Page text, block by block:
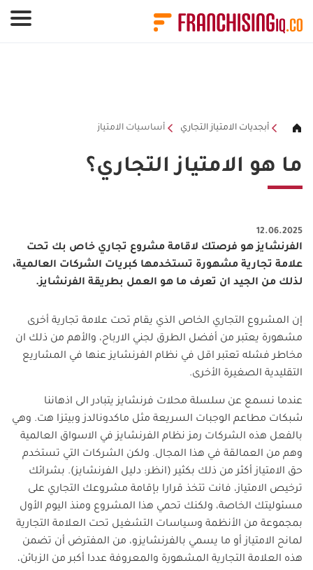
أبجديات الامتياز التجاري أساسيات الامتياز
ما هو الامتياز التجاري؟
12.06.2025
الفرنشايز هو فرصتك لاقامة مشروع تجاري خاص بك تحت
علامة تجارية مشهورة تستخدمها كبريات الشركات العالمية،
لذلك من الجيد ان تعرف ما هو العمل بطريقة الفرنشايز.
إن المشروع التجاري الخاص الذي يقام تحت علامة تجارية أخرى
مشهورة يعتبر من أفضل الطرق لجني الارباح، والأهم من ذلك ان
مخاطر فشله تعتبر اقل في نظام الفرنشايز عنها في المشاريع
التقليدية الصغيرة الأخرى.
عندما نسمع عن سلسلة محلات فرنشايز يتبادر الى اذهاننا
شبكات مطاعم الوجبات السريعة مثل ماكدونالدز وبيتزا هت. وهي
بالفعل هذه الشركات رمز نظام الفرنشايز في الاسواق العالمية
وهم من العمالقة في هذا المجال. ولكن الشركات التي تستخدم
حق الامتياز أكثر من ذلك بكثير (انظر: دليل الفرنشايز). بشرائك
ترخيص الامتياز، فانت تتخذ قرارا بإقامة مشروعك التجاري على
مسئوليتك الخاصة، ولكنك تحمي هذا المشروع ومنذ اليوم الأول
بمجموعة من الأنظمة وسياسات التشغيل تحت العلامة التجارية
لمانح الامتياز أو ما يسمي بالفرنشايزو، من المفترض أن تضمن
هذه العلامة التجارية المشهورة والمعروفة عددا أكبر من الزبائن،
لوحة إدارة ملفات تعريف الارتباط